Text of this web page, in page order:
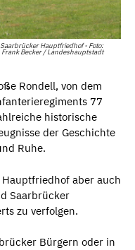
Hauptfriedhof - Foto:
Frank Becker / Landeshauptstadt
Rondell, von dem
77
historische
der Geschichte
Ruhe.
aber auch
Saarbrücker
zu verfolgen.
Bürgern oder in